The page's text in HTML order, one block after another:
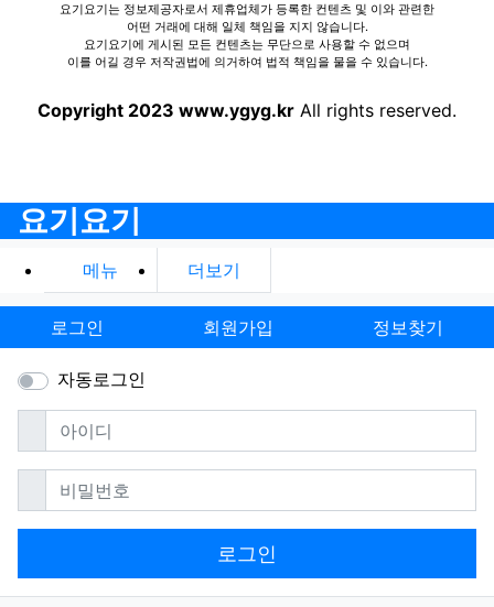
요기요기는 정보제공자로서 제휴업체가 등록한 컨텐츠 및 이와 관련한
어떤 거래에 대해 일체 책임을 지지 않습니다.
요기요기에 게시된 모든 컨텐츠는 무단으로 사용할 수 없으며
이를 어길 경우 저작권법에 의거하여 법적 책임을 물을 수 있습니다.
Copyright 2023 www.ygyg.kr All rights reserved.
요기요기
메뉴 더보기
로그인 회원가입 정보찾기
자동로그인
아이디필수
비밀번호필수
로그인